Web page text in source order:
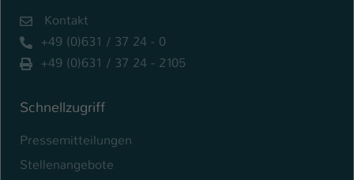
Kontakt
+49 (0)631 / 37 24 - 0
+49 (0)631 / 37 24 - 2105
Schnellzugriff
Pressemitteilungen
Stellenangebote